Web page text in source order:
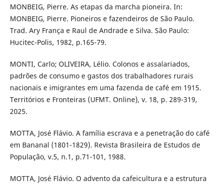
MONBEIG, Pierre. As etapas da marcha pioneira. In:
MONBEIG, Pierre. Pioneiros e fazendeiros de São Paulo.
Trad. Ary França e Raul de Andrade e Silva. São Paulo:
Hucitec-Polis, 1982, p.165-79.
MONTI, Carlo; OLIVEIRA, Lélio. Colonos e assalariados,
padrões de consumo e gastos dos trabalhadores rurais
nacionais e imigrantes em uma fazenda de café em 1915.
Territórios e Fronteiras (UFMT. Online), v. 18, p. 289-319,
2025.
MOTTA, José Flávio. A família escrava e a penetração do café
em Bananal (1801-1829). Revista Brasileira de Estudos de
População, v.5, n.1, p.71-101, 1988.
MOTTA, José Flávio. O advento da cafeicultura e a estrutura